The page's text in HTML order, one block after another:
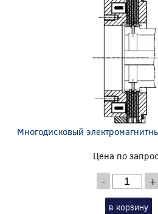
Многодисковый
Цена по
- +
в корзину